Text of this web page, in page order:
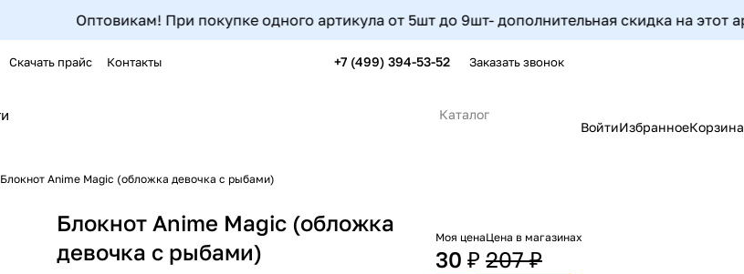
Оптовикам! При покупке одного артикула от 5шт до 9шт- дополнительная скидка на этот
Скачать прайс Контакты +7 (499) 394-53-52 Заказать звонок
Каталог
ВойтиИзбранноеКорзина
Блокнот Аnime Magic (обложка девочка с рыбами)
Блокнот Аnime Magic (обложка
девочка с рыбами)
Моя цена
30 ₽
Цена в магазинах
207 ₽